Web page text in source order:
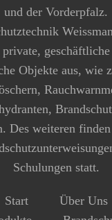
und der Vorderpfalz.
private,
Objekte aus, wie
Des weiteren
Schulungen statt.
Start
Über Uns